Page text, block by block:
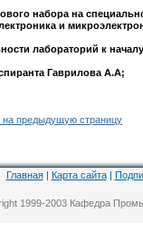
набора на
и
лабораторий к
Гаврилова А.А;
на предыдущую страницу
Главная| Карта сайта|
1999-2003 Кафедра